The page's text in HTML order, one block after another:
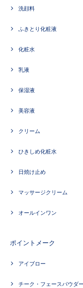
洗顔料
ふきとり化粧液
化粧水
乳液
保湿液
美容液
クリーム
ひきしめ化粧水
日焼け止め
マッサージクリーム
オールインワン
ポイントメーク
アイブロー
チーク・フェースパウダー